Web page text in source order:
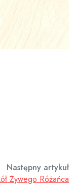
Następny artykuł
Żywego Różańca